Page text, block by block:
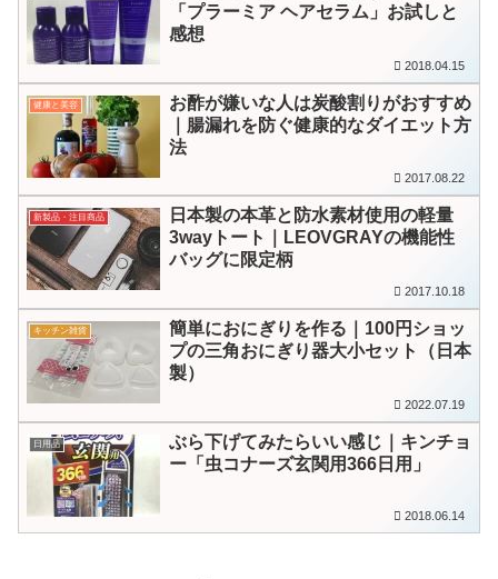
「プラーミア ヘアセラム」お試しと
感想
2018.04.15
健康と美容
お酢が嫌いな人は炭酸割りがおすすめ
｜腸漏れを防ぐ健康的なダイエット方
法
2017.08.22
新製品・注目商品
日本製の本革と防水素材使用の軽量
3wayトート｜LEOVGRAYの機能性
バッグに限定柄
2017.10.18
キッチン雑貨
簡単におにぎりを作る｜100円ショッ
プの三角おにぎり器大小セット（日本
製）
2022.07.19
日用品
ぶら下げてみたらいい感じ｜キンチョ
ー「虫コナーズ玄関用366日用」
2018.06.14